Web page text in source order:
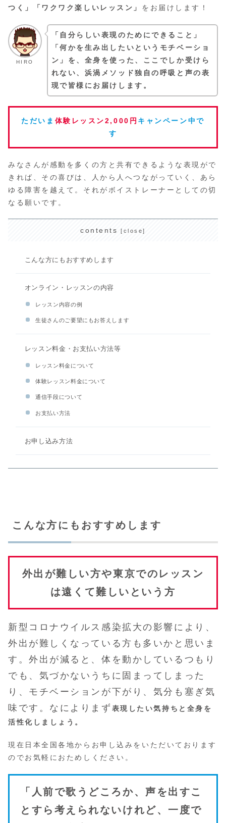
つく」「ワクワク楽しいレッスン」 をお届けします！
HIRO
「自分らしい表現のためにできること」
「何かを生み出したいというモチベーショ
ン」を、全身を使った、ここでしか受けら
れない、浜渦メソッド独自の呼吸と声の表
現で皆様にお届けします。
ただいま 体験レッスン2,000円 キャンペーン中で
す
みなさんが感動を多くの方と共有できるような表現がで
きれば、その喜びは、人から人へつながっていく、あら
ゆる障害を越えて。それがボイストレーナーとしての切
なる願いです。
contents
こんな方にもおすすめします
オンライン・レッスンの内容
レッスン内容の例
生徒さんのご要望にもお答えします
レッスン料金・お支払い方法等
レッスン料金について
体験レッスン料金について
通信手段について
お支払い方法
お申し込み方法
こんな方にもおすすめします
外出が難しい方や東京でのレッスン
は遠くて難しいという方
新型コロナウイルス感染拡大の影響により、
外出が難しくなっている方も多いかと思いま
す。外出が減ると、体を動かしているつもり
でも、気づかないうちに固まってしまった
り、モチベーションが下がり、気分も塞ぎ気
味です。なによりまず 表現したい気持ちと全身を
活性化しましょう。
現在日本全国各地からお申し込みをいただいております
のでお気軽におためしください。
「人前で歌うどころか、声を出すこ
とすら考えられないけれど、一度で